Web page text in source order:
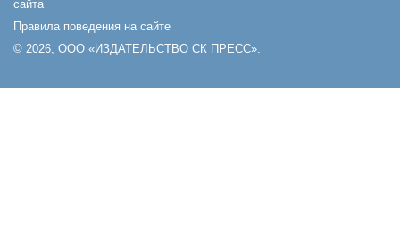
сайта
Правила поведения на сайте
© 2026, ООО «ИЗДАТЕЛЬСТВО СК ПРЕСС».